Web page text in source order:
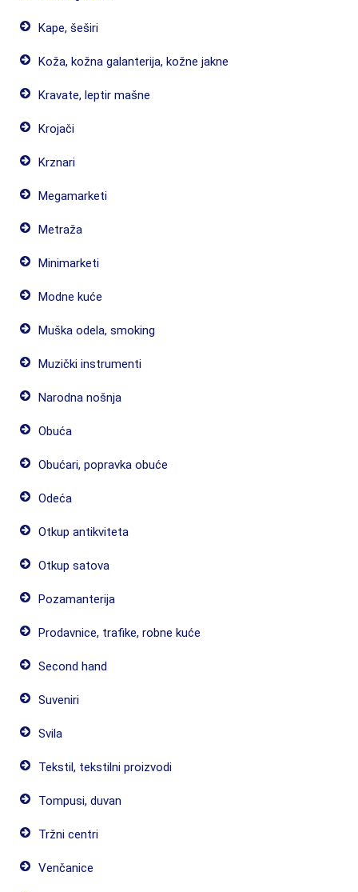
Kape, šeširi
Koža, kožna galanterija, kožne jakne
Kravate, leptir mašne
Krojači
Krznari
Megamarketi
Metraža
Minimarketi
Modne kuće
Muška odela, smoking
Muzički instrumenti
Narodna nošnja
Obuća
Obućari, popravka obuće
Odeća
Otkup antikviteta
Otkup satova
Pozamanterija
Prodavnice, trafike, robne kuće
Second hand
Suveniri
Svila
Tekstil, tekstilni proizvodi
Tompusi, duvan
Tržni centri
Venčanice